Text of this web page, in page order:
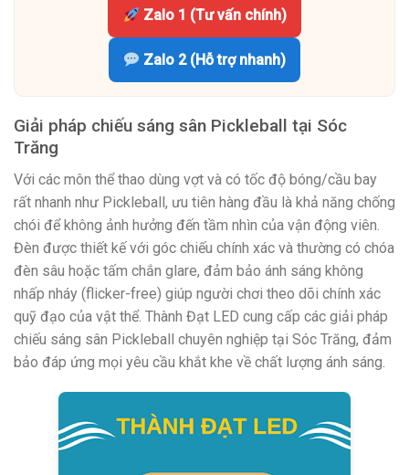
Zalo 1 (Tư vấn chính)
Zalo 2 (Hỗ trợ nhanh)
Giải pháp chiếu sáng sân Pickleball tại Sóc
Trăng
Với các môn thể thao dùng vợt và có tốc độ bóng/cầu bay
rất nhanh như Pickleball, ưu tiên hàng đầu là khả năng chống
chói để không ảnh hưởng đến tầm nhìn của vận động viên.
Đèn được thiết kế với góc chiếu chính xác và thường có chóa
đèn sâu hoặc tấm chắn glare, đảm bảo ánh sáng không
nhấp nháy (flicker-free) giúp người chơi theo dõi chính xác
quỹ đạo của vật thể. Thành Đạt LED cung cấp các giải pháp
chiếu sáng sân Pickleball chuyên nghiệp tại Sóc Trăng, đảm
bảo đáp ứng mọi yêu cầu khắt khe về chất lượng ánh sáng.